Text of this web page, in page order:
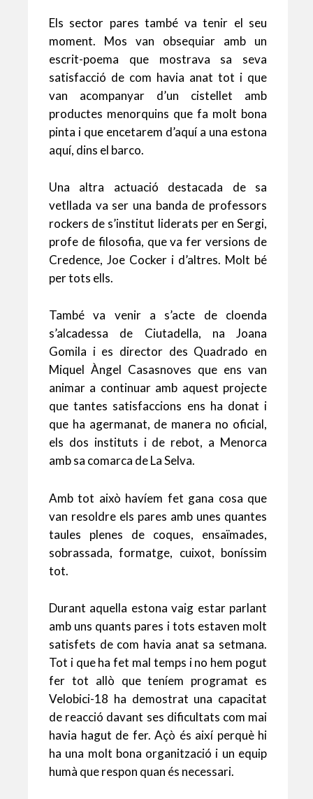
Els sector pares també va tenir el seu
moment. Mos van obsequiar amb un
escrit-poema que mostrava sa seva
satisfacció de com havia anat tot i que
van acompanyar d’un cistellet amb
productes menorquins que fa molt bona
pinta i que encetarem d’aquí a una estona
aquí, dins el barco.
Una altra actuació destacada de sa
vetllada va ser una banda de professors
rockers de s’institut liderats per en Sergi,
profe de filosofia, que va fer versions de
Credence, Joe Cocker i d’altres. Molt bé
per tots ells.
També va venir a s’acte de cloenda
s’alcadessa de Ciutadella, na Joana
Gomila i es director des Quadrado en
Miquel Àngel Casasnoves que ens van
animar a continuar amb aquest projecte
que tantes satisfaccions ens ha donat i
que ha agermanat, de manera no oficial,
els dos instituts i de rebot, a Menorca
amb sa comarca de La Selva.
Amb tot això havíem fet gana cosa que
van resoldre els pares amb unes quantes
taules plenes de coques, ensaïmades,
sobrassada, formatge, cuixot, boníssim
tot.
Durant aquella estona vaig estar parlant
amb uns quants pares i tots estaven molt
satisfets de com havia anat sa setmana.
Tot i que ha fet mal temps i no hem pogut
fer tot allò que teníem programat es
Velobici-18 ha demostrat una capacitat
de reacció davant ses dificultats com mai
havia hagut de fer. Açò és així perquè hi
ha una molt bona organització i un equip
humà que respon quan és necessari.